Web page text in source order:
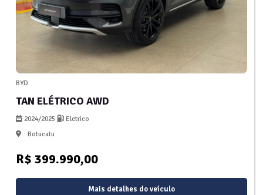
BYD
TAN ELÉTRICO AWD
2024/2025
Eletrico
Botucatu
R$ 399.990,00
Mais detalhes do veículo